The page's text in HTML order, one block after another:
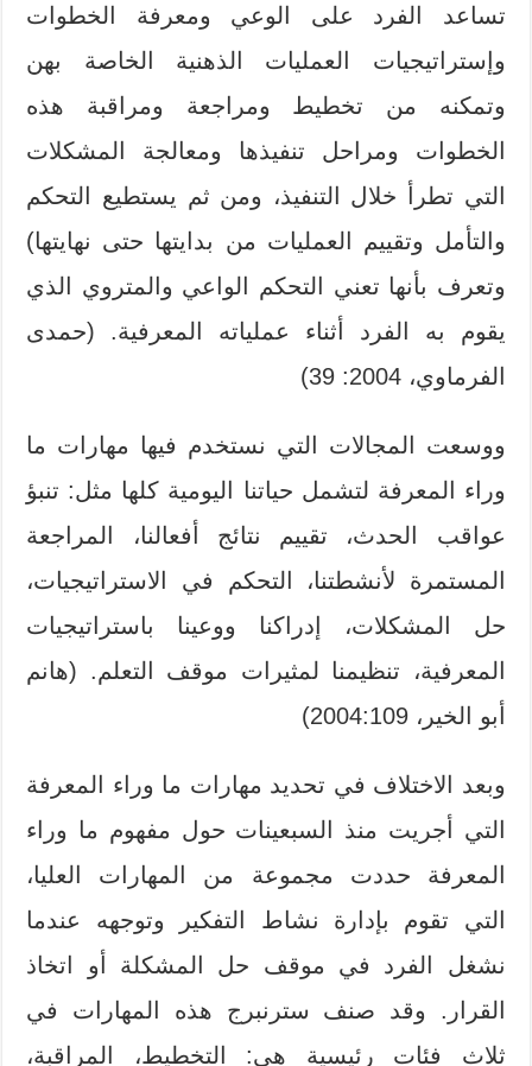
تساعد الفرد على الوعي ومعرفة الخطوات
وإستراتيجيات العمليات الذهنية الخاصة بهن
وتمكنه من تخطيط ومراجعة ومراقبة هذه
الخطوات ومراحل تنفيذها ومعالجة المشكلات
التي تطرأ خلال التنفيذ، ومن ثم يستطيع التحكم
والتأمل وتقييم العمليات من بدايتها حتى نهايتها)
وتعرف بأنها تعني التحكم الواعي والمتروي الذي
يقوم به الفرد أثناء عملياته المعرفية. (حمدى
الفرماوي، 2004: 39)
ووسعت المجالات التي نستخدم فيها مهارات ما
وراء المعرفة لتشمل حياتنا اليومية كلها مثل: تنبؤ
عواقب الحدث، تقييم نتائج أفعالنا، المراجعة
المستمرة لأنشطتنا، التحكم في الاستراتيجيات،
حل المشكلات، إدراكنا ووعينا باستراتيجيات
المعرفية، تنظيمنا لمثيرات موقف التعلم. (هانم
أبو الخير، 2004:109)
وبعد الاختلاف في تحديد مهارات ما وراء المعرفة
التي أجريت منذ السبعينات حول مفهوم ما وراء
المعرفة حددت مجموعة من المهارات العليا،
التي تقوم بإدارة نشاط التفكير وتوجهه عندما
نشغل الفرد في موقف حل المشكلة أو اتخاذ
القرار. وقد صنف سترنبرج هذه المهارات في
ثلاث فئات رئيسية هي: التخطيط، المراقبة،